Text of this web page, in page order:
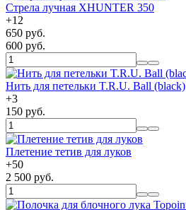
Стрела лучная XHUNTER 350
+12
650 руб.
600 руб.
Нить для петельки T.R.U. Ball (black)
+3
150 руб.
Плетение тетив для луков
+50
2 500 руб.